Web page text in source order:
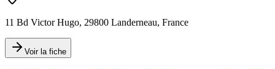
11 Bd Victor Hugo, 29800 Landerneau, France
Voir la fiche